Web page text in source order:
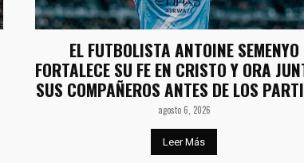
EL FUTBOLISTA ANTOINE SEMENYO
FORTALECE SU FE EN CRISTO Y ORA
SUS COMPAÑEROS ANTES DE LOS
agosto 6, 2026
Leer Más